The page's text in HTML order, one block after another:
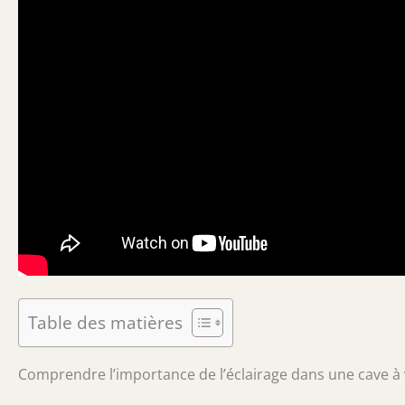
Table des matières
Comprendre l’importance de l’éclairage dans une cave à